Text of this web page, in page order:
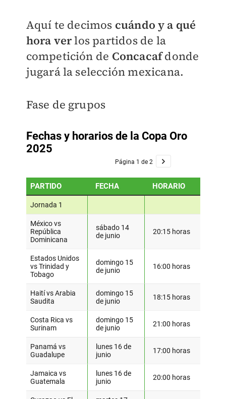
Aquí te decimos cuándo y a qué
hora verlos partidos de la
competición de Concacafdonde
jugará la selección mexicana.
Fase de grupos